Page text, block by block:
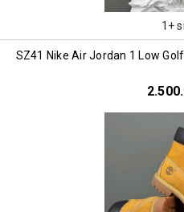
1+
SZ41 Nike Air Jordan 1 Low